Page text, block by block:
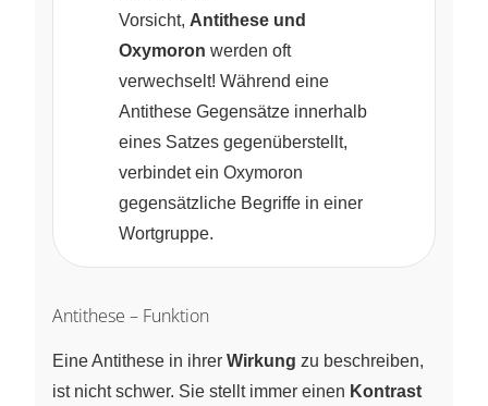
Vorsicht, Antithese und
Oxymoron werden oft
verwechselt! Während eine
Antithese Gegensätze innerhalb
eines Satzes gegenüberstellt,
verbindet ein Oxymoron
gegensätzliche Begriffe in einer
Wortgruppe.
Antithese – Funktion
Eine Antithese in ihrer Wirkung zu beschreiben,
ist nicht schwer. Sie stellt immer einen Kontrast